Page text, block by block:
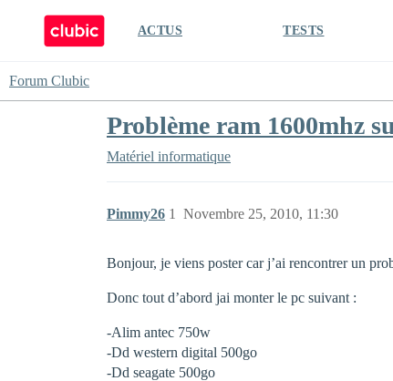
ACTUS TESTS
Forum Clubic
Problème ram 1600mhz
Matériel informatique
Pimmy26 Novembre 25, 2010, 11:30
1
Bonjour, je viens poster car j’ai rencontrer un
Donc tout d’abord jai monter le pc suivant :
-Alim antec 750w
-Dd western digital 500go
-Dd seagate 500go